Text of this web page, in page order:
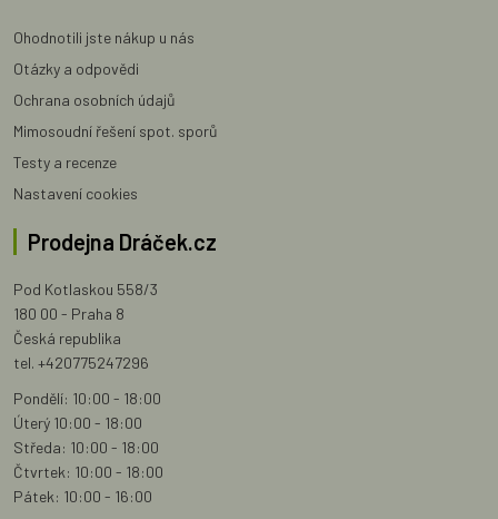
Ohodnotili jste nákup u nás
Otázky a odpovědi
Ochrana osobních údajů
Mimosoudní řešení spot. sporů
Testy a recenze
Nastavení cookies
Prodejna Dráček.cz
Pod Kotlaskou 558/3
180 00 - Praha 8
Česká republika
tel. +420775247296
Pondělí: 10:00 - 18:00
Úterý 10:00 - 18:00
Středa: 10:00 - 18:00
Čtvrtek: 10:00 - 18:00
Pátek: 10:00 - 16:00